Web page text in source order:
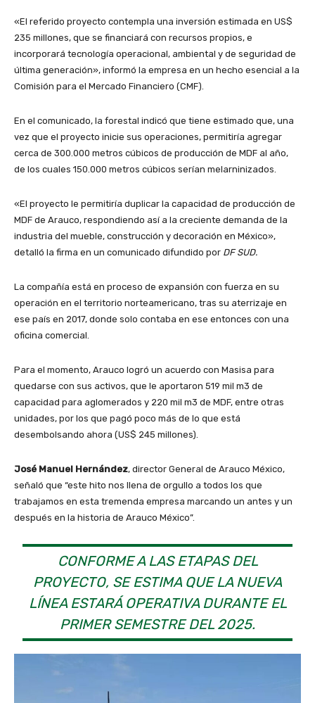
«El referido proyecto contempla una inversión estimada en US$
235 millones, que se financiará con recursos propios, e
incorporará tecnología operacional, ambiental y de seguridad de
última generación», informó la empresa en un hecho esencial a la
Comisión para el Mercado Financiero (CMF).
En el comunicado, la forestal indicó que tiene estimado que, una
vez que el proyecto inicie sus operaciones, permitiría agregar
cerca de 300.000 metros cúbicos de producción de MDF al año,
de los cuales 150.000 metros cúbicos serían melarninizados.
«El proyecto le permitiría duplicar la capacidad de producción de
MDF de Arauco, respondiendo así a la creciente demanda de la
industria del mueble, construcción y decoración en México»,
detalló la firma en un comunicado difundido por DF SUD.
La compañía está en proceso de expansión con fuerza en su
operación en el territorio norteamericano, tras su aterrizaje en
ese país en 2017, donde solo contaba en ese entonces con una
oficina comercial.
Para el momento, Arauco logró un acuerdo con Masisa para
quedarse con sus activos, que le aportaron 519 mil m3 de
capacidad para aglomerados y 220 mil m3 de MDF, entre otras
unidades, por los que pagó poco más de lo que está
desembolsando ahora (US$ 245 millones).
José Manuel Hernández, director General de Arauco México,
señaló que “este hito nos llena de orgullo a todos los que
trabajamos en esta tremenda empresa marcando un antes y un
después en la historia de Arauco México”.
CONFORME A LAS ETAPAS DEL
PROYECTO, SE ESTIMA QUE LA NUEVA
LÍNEA ESTARÁ OPERATIVA DURANTE EL
PRIMER SEMESTRE DEL 2025.